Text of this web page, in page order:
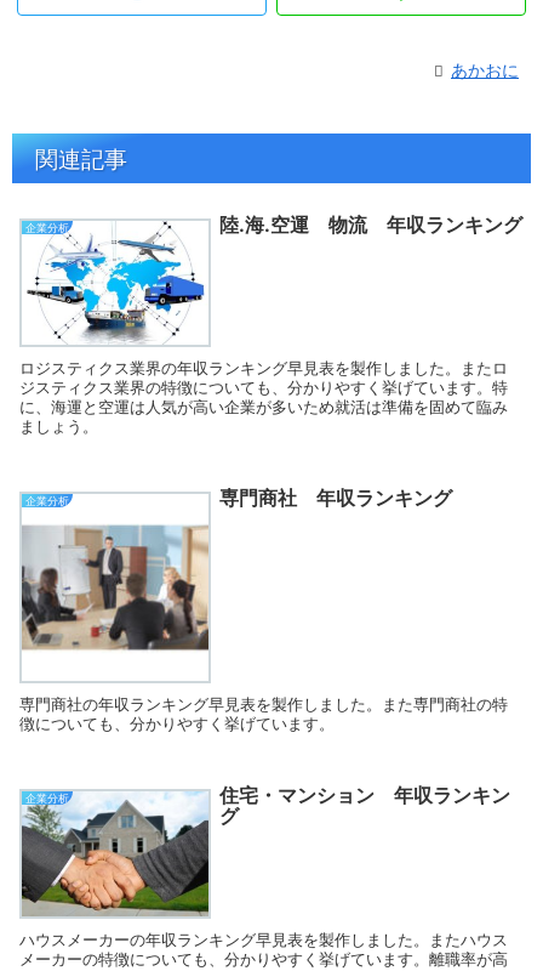
あかおに
関連記事
企業分析 陸.海.空運 物流 年収ランキング
ロジスティクス業界の年収ランキング早見表を製作しました。またロ
ジスティクス業界の特徴についても、分かりやすく挙げています。特
に、海運と空運は人気が高い企業が多いため就活は準備を固めて臨み
ましょう。
企業分析 専門商社 年収ランキング
専門商社の年収ランキング早見表を製作しました。また専門商社の特
徴についても、分かりやすく挙げています。
企業分析
住宅・マンション 年収ランキン
グ
ハウスメーカーの年収ランキング早見表を製作しました。またハウス
メーカーの特徴についても、分かりやすく挙げています。離職率が高